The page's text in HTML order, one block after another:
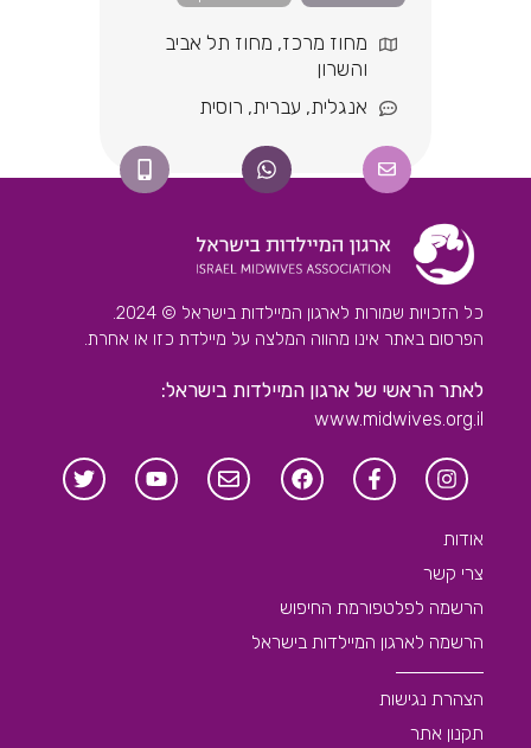
מחוז מרכז, מחוז תל אביב
והשרון
אנגלית, עברית, רוסית
כל הזכויות שמורות לארגון המיילדות בישראל © 2024.
הפרסום באתר אינו מהווה המלצה על מיילדת כזו או אחרת.
לאתר הראשי של ארגון המיילדות בישראל:
www.midwives.org.il
אודות
צרי קשר
הרשמה לפלטפורמת החיפוש
הרשמה לארגון המיילדות בישראל
הצהרת נגישות
תקנון אתר